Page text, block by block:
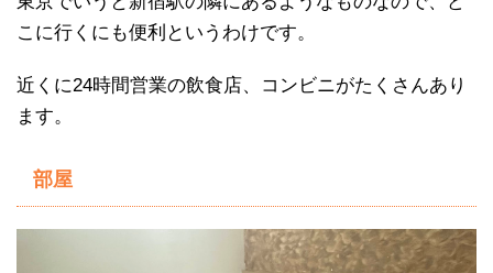
こに行くにも便利というわけです。
近くに24時間営業の飲食店、コンビニがたくさんあり
ます。
部屋